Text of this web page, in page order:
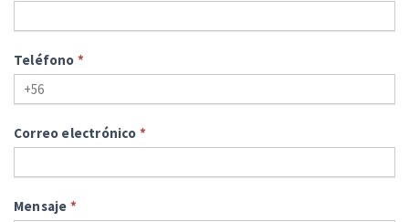
Teléfono *
Correo electrónico *
Mensaje *